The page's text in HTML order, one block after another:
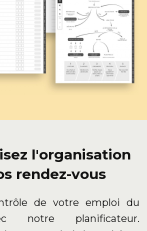
l'organisation
rendez-vous
de votre emploi du
notre planificateur.